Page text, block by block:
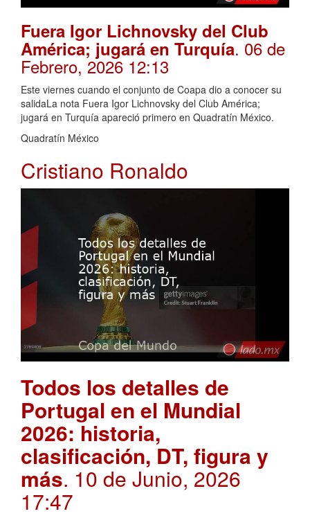
Fuera Igor Lichnovsky del Club
América; jugará en Turquía. 06 de
Febrero, 2026 12:13
Este viernes cuando el conjunto de Coapa dio a conocer su
salidaLa nota Fuera Igor Lichnovsky del Club América;
jugará en Turquía apareció primero en Quadratín México.
Quadratín México
Cristiano Ronaldo
Todos los detalles de
Portugal en el Mundial
2026: historia,
clasificación, DT, figura y
más. 10 de Junio, 2026
17:47